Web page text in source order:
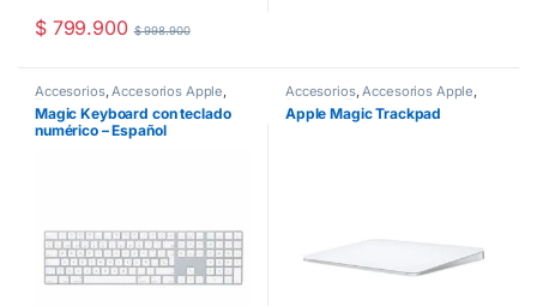
$799.900 $998.900
Accesorios,Accesorios Apple,
Teclados
Magic Keyboard con teclado
numérico – Español
Accesorios,Accesorios Apple,
Ratones , Teclados
Apple Magic Trackpad